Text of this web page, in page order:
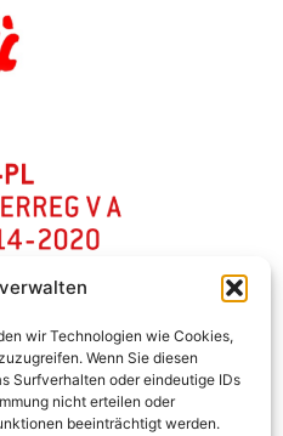
wir Technologien wie Cookies,
Wenn Sie diesen
Surfverhalten oder eindeutige IDs
nicht erteilen oder
beeinträchtigt werden.